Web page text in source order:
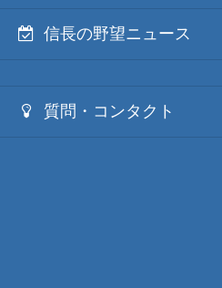
信長の野望ニュース
質問・コンタクト